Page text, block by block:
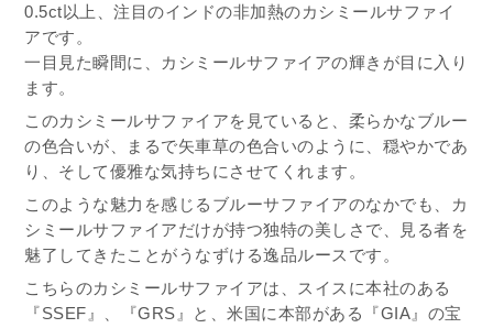
0.5ct以上、注目のインドの非加熱のカシミールサファイ
アです。
一目見た瞬間に、カシミールサファイアの輝きが目に入り
ます。
このカシミールサファイアを見ていると、柔らかなブルー
の色合いが、まるで矢車草の色合いのように、穏やかであ
り、そして優雅な気持ちにさせてくれます。
このような魅力を感じるブルーサファイアのなかでも、カ
シミールサファイアだけが持つ独特の美しさで、見る者を
魅了してきたことがうなずける逸品ルースです。
こちらのカシミールサファイアは、スイスに本社のある
『SSEF』、『GRS』と、米国に本部がある『GIA』の宝